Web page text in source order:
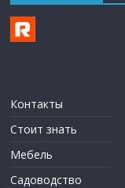
Контакты
Стоит знать
Мебель
Садоводство